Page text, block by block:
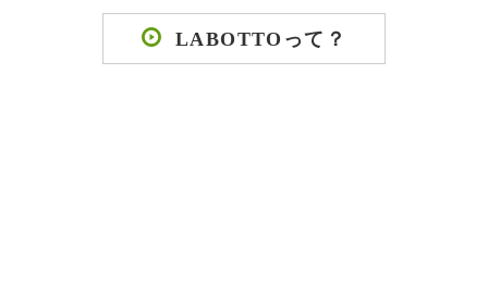
LABOTTOって？